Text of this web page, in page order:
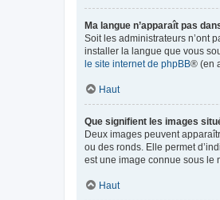
Ma langue n’apparaît pas
Soit les administrateurs n’ont
installer la langue que vous
le site internet de phpBB® (en
Haut
Que signifient les images
Deux images peuvent
ou des ronds. Elle permet
est une image connue sous le
Haut